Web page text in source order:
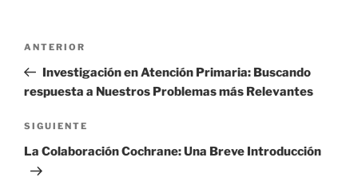
entradas
Entrada
anterior
ANTERIOR
Investigación en Atención Primaria: Buscando
respuesta a Nuestros Problemas más Relevantes
Siguiente
entrada
SIGUIENTE
La Colaboración Cochrane: Una Breve Introducción